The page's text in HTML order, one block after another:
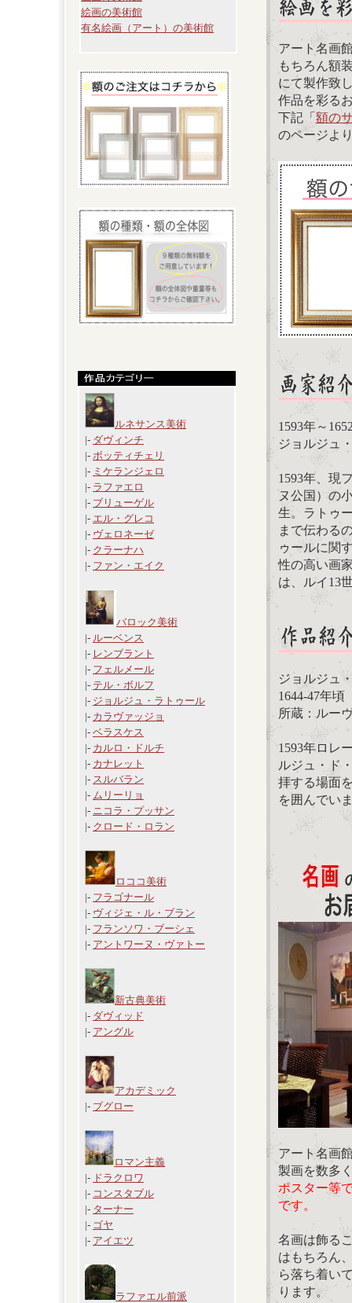
絵画の美術館
有名絵画（アート）の美術館
ルネサンス美術
|- ダヴィンチ
|- ボッティチェリ
|- ミケランジェロ
|- ラファエロ
|- ブリューゲル
|- エル・グレコ
|- ヴェロネーゼ
|- クラーナハ
|- ファン・エイク
バロック美術
|- ルーベンス
|- レンブラント
|- フェルメール
|- テル・ボルフ
|- ジョルジュ・ラトゥール
|- カラヴァッジョ
|- ベラスケス
|- カルロ・ドルチ
|- カナレット
|- スルバラン
|- ムリーリョ
|- ニコラ・プッサン
|- クロード・ロラン
ロココ美術
|- フラゴナール
|- ヴィジェ・ル・ブラン
|- フランソワ・ブーシェ
|- アントワーヌ・ヴァトー
新古典美術
|- ダヴィッド
|- アングル
アカデミック
|- ブグロー
ロマン主義
|- ドラクロワ
|- コンスタブル
|- ターナー
|- ゴヤ
|- アイエツ
ラファエル前派
アート名画
もちろん額
にて製作致
作品を彩る
下記「額の
のページよ
1593年～
ジョルジュ
1593年、現
ヌ公国）の
生。ラトゥ
まで伝わる
ゥールに関
性の高い画
は、ルイ13
ジョルジュ
1644-47年
所蔵：ルー
1593年ロレ
ルジュ・ド
拝する場面
を囲んでい
アート名画
製画を数多
ポスター等
です。
名画は飾る
はもちろん
ら落ち着い
ります。